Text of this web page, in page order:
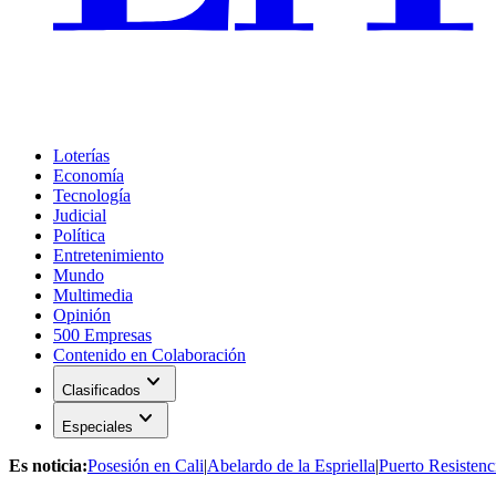
Loterías
Economía
Tecnología
Judicial
Política
Entretenimiento
Mundo
Multimedia
Opinión
500 Empresas
Contenido en Colaboración
Clasificados expand_more
Especiales expand_more
Es noticia:Posesión en Cali|Abelardo de la Espriella|Puerto